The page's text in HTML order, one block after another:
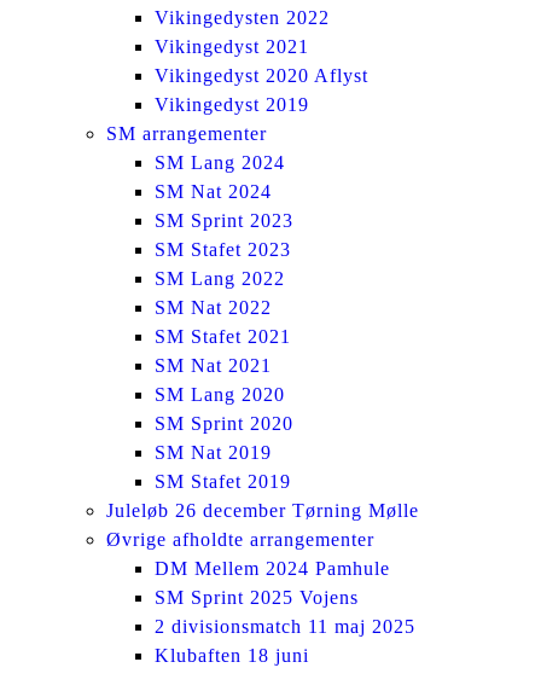
Vikingedysten 2022
Vikingedyst 2021
Vikingedyst 2020 Aflyst
Vikingedyst 2019
SM arrangementer
SM Lang 2024
SM Nat 2024
SM Sprint 2023
SM Stafet 2023
SM Lang 2022
SM Nat 2022
SM Stafet 2021
SM Nat 2021
SM Lang 2020
SM Sprint 2020
SM Nat 2019
SM Stafet 2019
Juleløb 26 december Tørning Mølle
Øvrige afholdte arrangementer
DM Mellem 2024 Pamhule
SM Sprint 2025 Vojens
2 divisionsmatch 11 maj 2025
Klubaften 18 juni